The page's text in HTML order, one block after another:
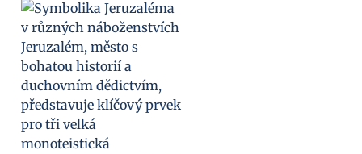
Jeruzalém, město s
bohatou historií a
duchovním dědictvím,
představuje klíčový prvek
pro tři velká
monoteistická